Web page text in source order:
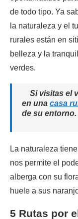
de todo tipo. Ya
la naturaleza y el
rurales están en
belleza y la
verdes.
Si visitas el
en una casa
de su entorno.
La naturaleza
nos permite el
alberga con su
huele a sus
5 Rutas por